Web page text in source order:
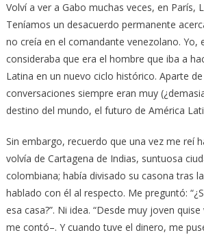
Volví a ver a Gabo muchas veces, en París,
Teníamos un desacuerdo permanente
no creía en el comandante venezolano. Yo,
consideraba que era el hombre que iba a
Latina en un nuevo ciclo histórico. Aparte
conversaciones siempre eran muy
destino del mundo, el futuro de América
Sin embargo, recuerdo que una vez me reí
volvía de Cartagena de Indias, suntuosa
colombiana; había divisado su casona tras
hablado con él al respecto. Me preguntó:
esa casa?”. Ni idea. “Desde muy joven
me contó–. Y cuando tuve el dinero, me